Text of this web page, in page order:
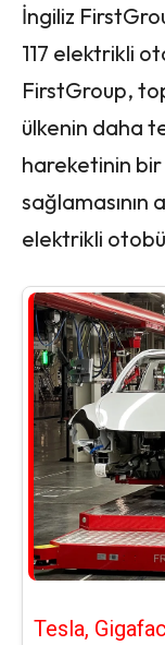
İngiliz
117 elektrikli
FirstGroup,
ülkenin daha
hareketinin bir
sağlamasının
elektrikli
Tesla,